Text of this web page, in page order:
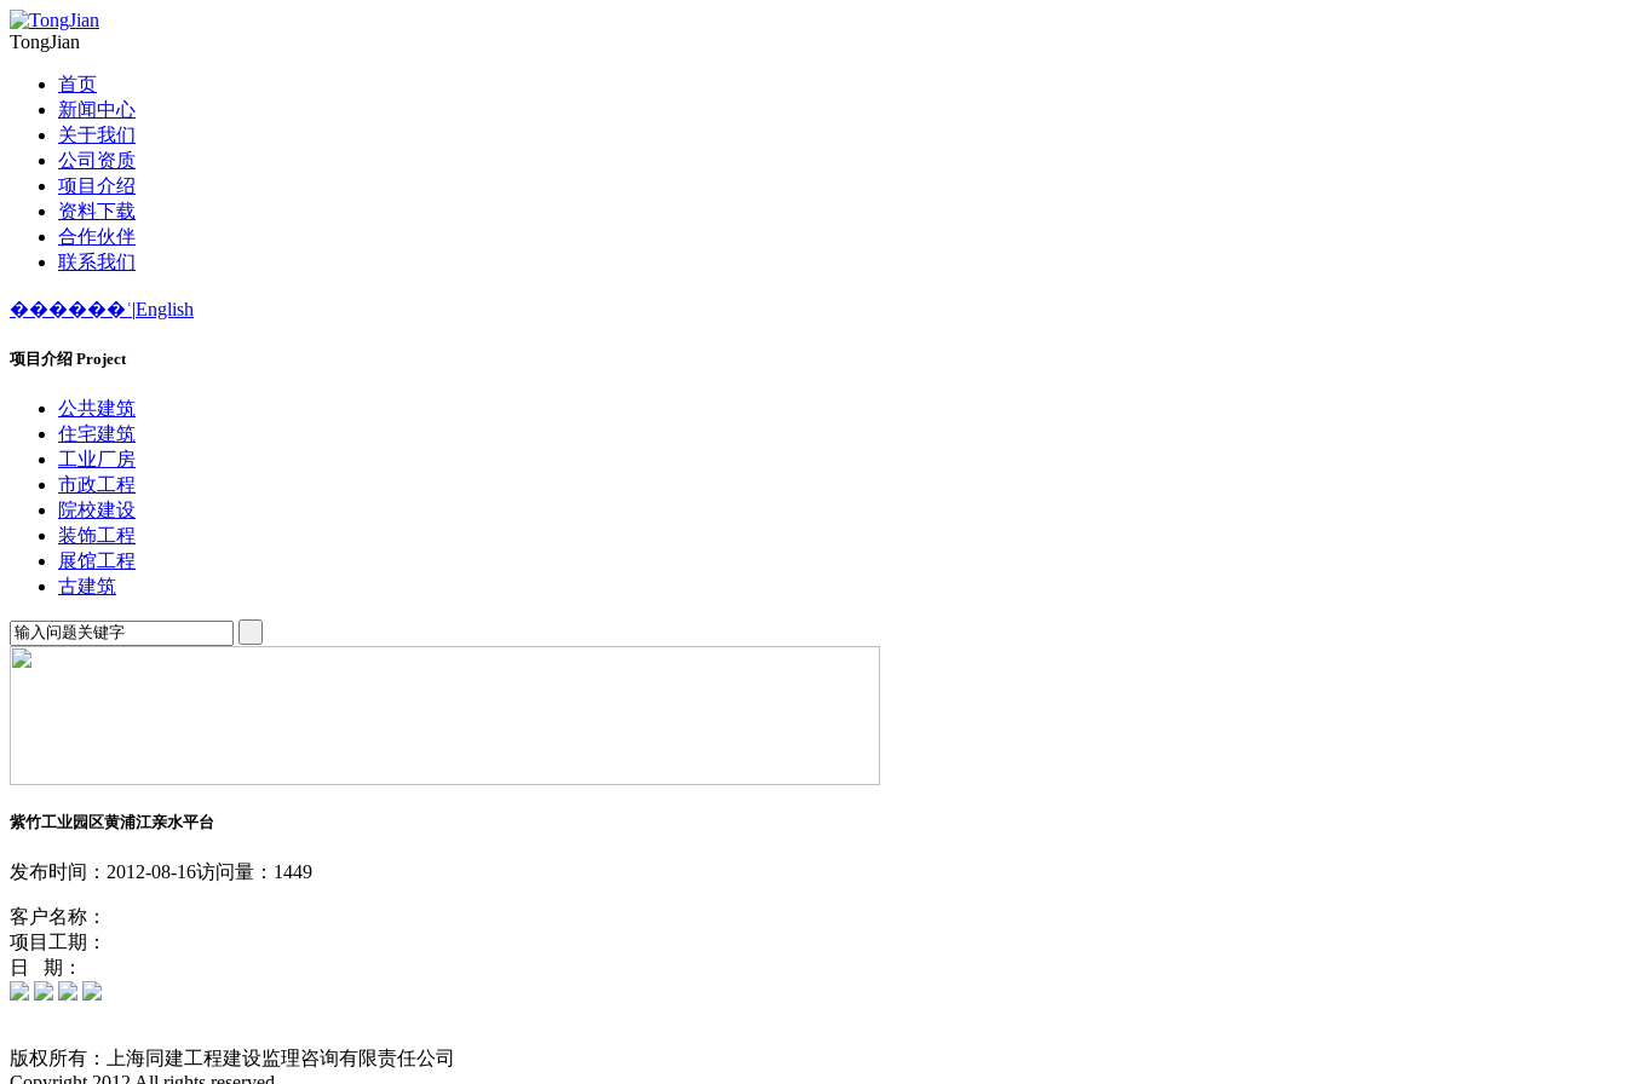
TongJian
首页
新闻中心
关于我们
公司资质
项目介绍
资料下载
合作伙伴
联系我们
������ʿ|English
项目介绍 Project
公共建筑
住宅建筑
工业厂房
市政工程
院校建设
装饰工程
展馆工程
古建筑
紫竹工业园区黄浦江亲水平台
发布时间：2012-08-16访问量：1449
客户名称：
项目工期：
日 期：
版权所有：上海同建工程建设监理咨询有限责任公司